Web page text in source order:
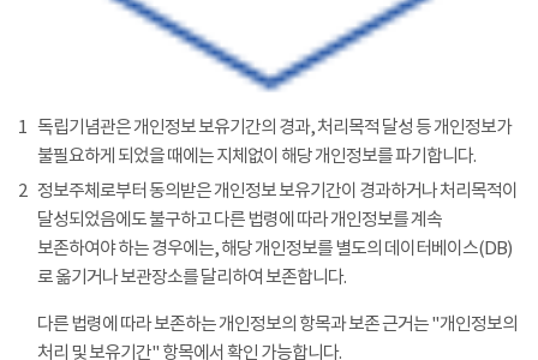
1 독립기념관은 개인정보 보유기간의 경과, 처리목적 달성 등 개인정보가
불필요하게 되었을 때에는 지체없이 해당 개인정보를 파기합니다.
2 정보주체로부터 동의받은 개인정보 보유기간이 경과하거나 처리목적이
달성되었음에도 불구하고 다른 법령에 따라 개인정보를 계속
보존하여야 하는 경우에는, 해당 개인정보를 별도의 데이터베이스(DB)
로 옮기거나 보관장소를 달리하여 보존합니다.
다른 법령에 따라 보존하는 개인정보의 항목과 보존 근거는 "개인정보의
처리 및 보유기간" 항목에서 확인 가능합니다.